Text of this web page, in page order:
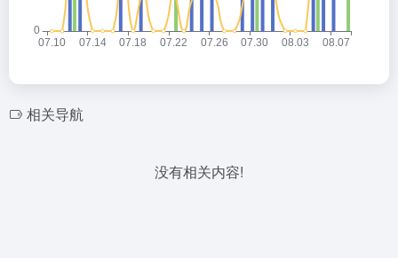
相关导航
没有相关内容!